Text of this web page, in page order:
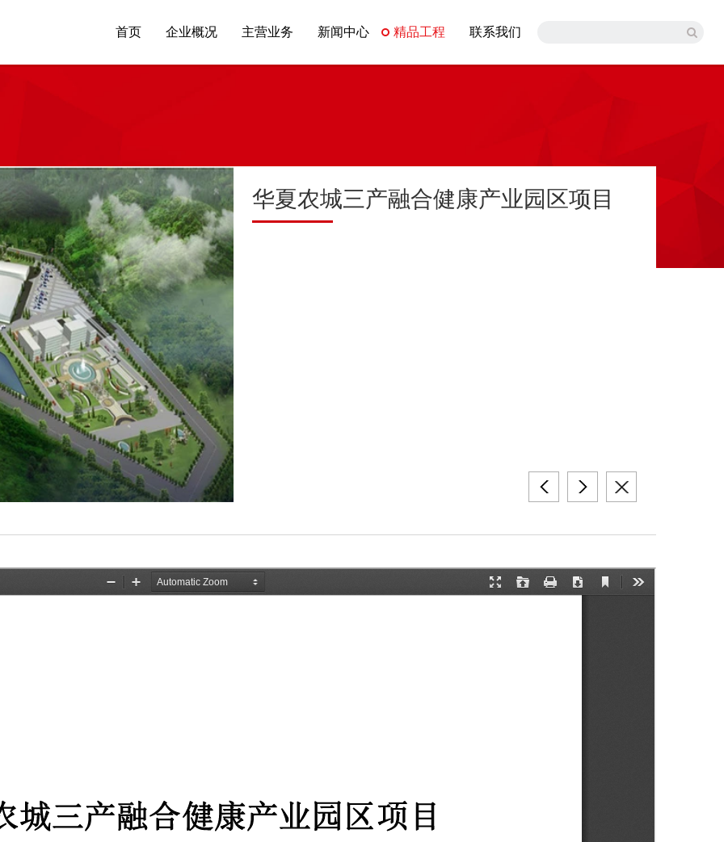
首页 企业概况 主营业务 新闻中心 精品工程 联系我们
华夏农城三产融合健康产业园区项目